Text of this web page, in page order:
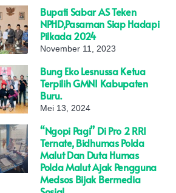
Bupati Sabar AS Teken
NPHD,Pasaman Siap Hadapi
Pilkada 2024
November 11, 2023
Bung Eko Lesnussa Ketua
Terpilih GMNI Kabupaten
Buru.
Mei 13, 2024
“Ngopi Pagi” Di Pro 2 RRI
Ternate, Bidhumas Polda
Malut Dan Duta Humas
Polda Malut Ajak Pengguna
Medsos Bijak Bermedia